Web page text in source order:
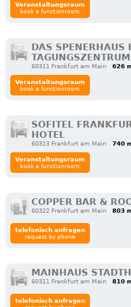
Veranstaltungsraum
book a functionroom
DAS SPENERHAUS
TAGUNGSZENTRUM
60311 Frankfurt am Main 626
Veranstaltungsraum
book a functionroom
SOFITEL
HOTEL
60313 Frankfurt am Main 740
Veranstaltungsraum
book a functionroom
COPPER BAR &
60322 Frankfurt am Main 803
telefonisch anfragen
request by phone
MAINHAUS
60311 Frankfurt am Main 810
telefonisch anfragen